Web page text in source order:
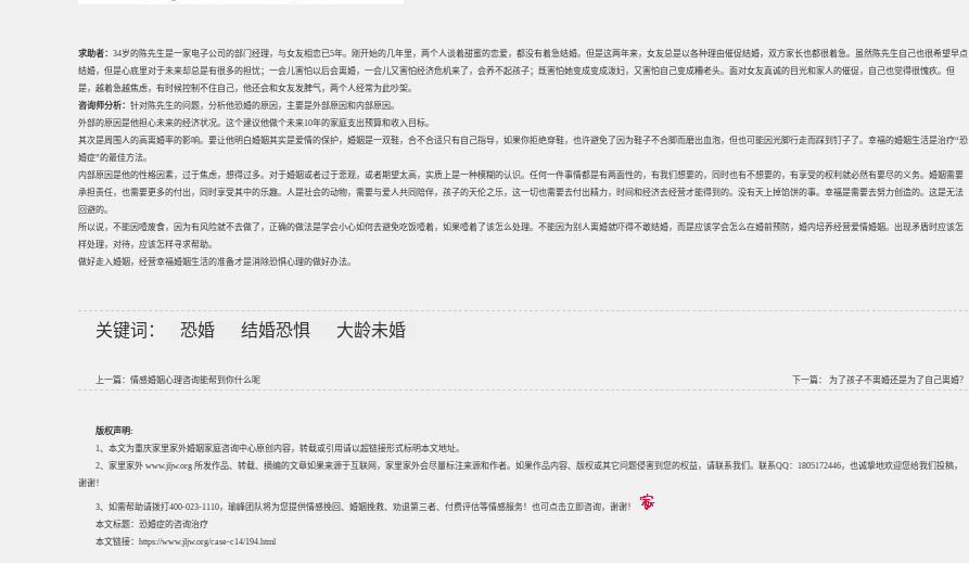
求助者： 34岁的陈先生是一家电子公司的部门经理，与女友相恋已5年。刚开始的几年里，两个人谈着甜蜜的恋爱，都没有着急结婚。但是这两年来，女友总是以各种理由催促结婚，双方家长也都很着急。虽然陈先生自己也很希望早点
结婚，但是心底里对于未来却总是有很多的担忧；一会儿害怕以后会离婚，一会儿又害怕经济危机来了，会养不起孩子；既害怕她变成变成泼妇，又害怕自己变成糟老头。面对女友真诚的目光和家人的催促，自己也觉得很愧疚。但
是，越着急越焦虑，有时候控制不住自己，他还会和女友发脾气，两个人经常为此吵架。
咨询师分析： 针对陈先生的问题，分析他恐婚的原因，主要是外部原因和内部原因。
外部的原因是他担心未来的经济状况。这个建议他做个未来10年的家庭支出预算和收入目标。
其次是周围人的高离婚率的影响。要让他明白婚姻其实是爱情的保护，婚姻是一双鞋，合不合适只有自己指导，如果你拒绝穿鞋，也许避免了因为鞋子不合脚而磨出血泡，但也可能因光脚行走而踩到钉子了。幸福的婚姻生活是治疗“恐
婚症”的最佳方法。
内部原因是他的性格因素，过于焦虑，想得过多。对于婚姻或者过于悲观，或者期望太高，实质上是一种模糊的认识。任何一件事情都是有两面性的，有我们想要的，同时也有不想要的，有享受的权利就必然有要尽的义务。婚姻需要
承担责任，也需要更多的付出，同时享受其中的乐趣。人是社会的动物，需要与爱人共同陪伴，孩子的天伦之乐，这一切也需要去付出精力，时间和经济去经营才能得到的。没有天上掉馅饼的事。幸福是需要去努力创造的。这是无法
回避的。
所以说，不能因噎废食，因为有风险就不去做了，正确的做法是学会小心如何去避免吃饭噎着，如果噎着了该怎么处理。不能因为别人离婚就吓得不敢结婚，而是应该学会怎么在婚前预防，婚内培养经营爱情婚姻。出现矛盾时应该怎
样处理，对待，应该怎样寻求帮助。
做好走入婚姻，经营幸福婚姻生活的准备才是消除恐惧心理的做好办法。
关键词： 恐婚 结婚恐惧 大龄未婚
上一篇： 情感婚姻心理咨询能帮到你什么呢 下一篇： 为了孩子不离婚还是为了自己离婚？
版权声明:
1、本文为重庆家里家外婚姻家庭咨询中心原创内容，转载或引用请以超链接形式标明本文地址。
2、家里家外 www.jljw.org 所发作品、转载、摘编的文章如果来源于互联网，家里家外会尽量标注来源和作者。如果作品内容、版权或其它问题侵害到您的权益，请联系我们。联系QQ：1805172446，也诚挚地欢迎您给我们投稿，
谢谢！
3、如需帮助请拨打400-023-1110，瑜峰团队将为您提供情感挽回、婚姻挽救、劝退第三者、付费评估等情感服务！也可点击立即咨询，谢谢！
本文标题： 恐婚症的咨询治疗
本文链接： https://www.jljw.org/case-c14/194.html